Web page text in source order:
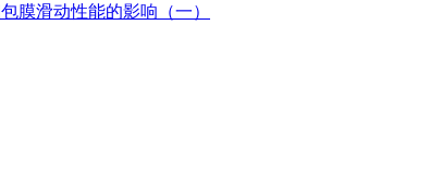
膜滑动性能的影响（一）